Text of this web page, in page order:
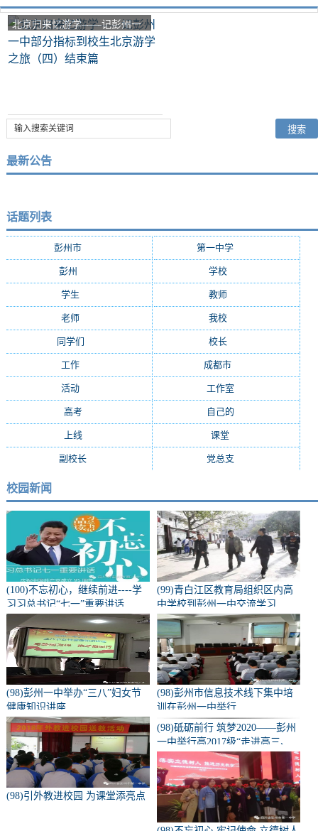
北京归来忆游学——记彭州一
中部分指标到校生北京游学之
旅（四）结束篇
最新公告
话题列表
彭州市 第一中学
彭州 学校(29)
学生 教师(16)
老师 我校(15)
同学们 校长(13)
工作 成都市
活动 工作室
高考(9) 自己的
上线(7) 课堂
副校长 党总支
校园新闻
(100)不忘初心，继续前进----学
习习总书记“七一”重要讲话
(99)青白江区教育局组织区内高
中学校到彭州一中交流学习
(98)彭州一中举办“三八”妇女节
健康知识讲座
(98)彭州市信息技术线下集中培
训在彭州一中举行
(98)引外教进校园 为课堂添亮点
(98)砥砺前行 筑梦2020——彭州
一中举行高2017级“走进高三、
亮剑零诊”誓师大会